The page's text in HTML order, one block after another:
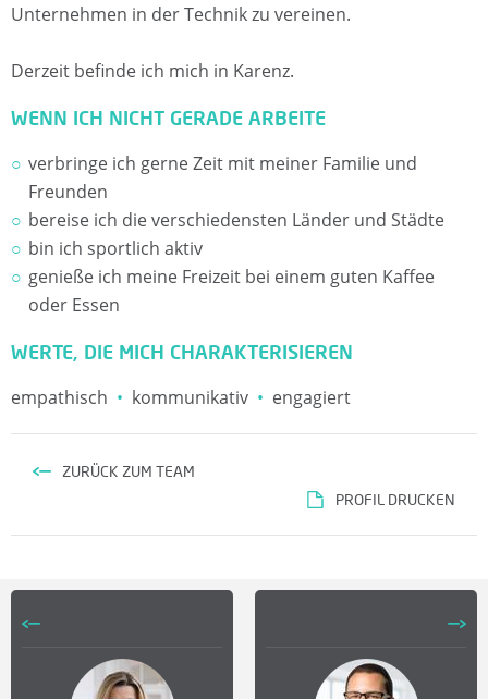
R
F
R
E
E
N
C
Unternehmen in der Technik zu vereinen.
Derzeit befinde ich mich in Karenz.
WENN ICH NICHT GERADE ARBEITE
verbringe ich gerne Zeit mit meiner Familie und
Freunden
bereise ich die verschiedensten Länder und Städte
bin ich sportlich aktiv
genieße ich meine Freizeit bei einem guten Kaffee
oder Essen
WERTE, DIE MICH CHARAKTERISIEREN
empathisch
kommunikativ engagiert
ZURÜCK ZUM TEAM
PROFIL DRUCKEN